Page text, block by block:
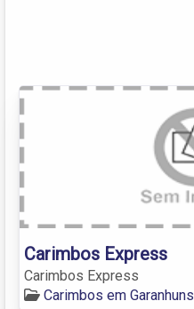
Carimbos Express
Carimbos Express
Carimbos em Garanhuns